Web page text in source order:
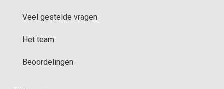
Veel gestelde vragen
Het team
Beoordelingen